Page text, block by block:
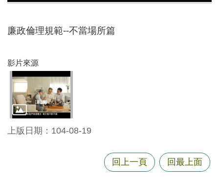
生
便
訊
機
關
通
訊
錄
廉政倫理規範--不當場所篇
影片來源
上版日期：104-08-19
回上一頁 回最上面